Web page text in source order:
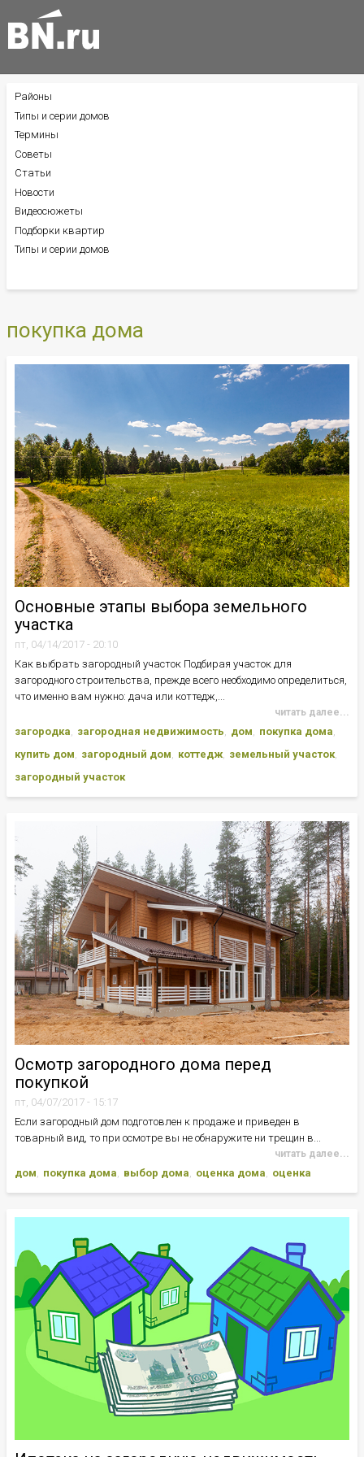
покупка дома
Основные этапы выбора земельного
участка
пт, 04/14/2017 - 20:10
Как выбрать загородный участок Подбирая участок для
загородного строительства, прежде всего необходимо определиться,
что именно вам нужно: дача или коттедж,...
читать далее...
загородка загородная недвижимость дом
покупка дома
купить дом
загородный дом коттедж
земельный участок
загородный участок
Осмотр загородного дома перед
покупкой
пт, 04/07/2017 - 15:17
Если загородный дом подготовлен к продаже и приведен в
товарный вид, то при осмотре вы не обнаружите ни трещин в...
читать далее...
дом покупка дома выбор дома оценка дома оценка
БОКОВОЕ
МЕНЮ
Районы
Типы и серии домов
Термины
Советы
Статьи
Новости
Видеосюжеты
Подборки квартир
Типы и серии домов